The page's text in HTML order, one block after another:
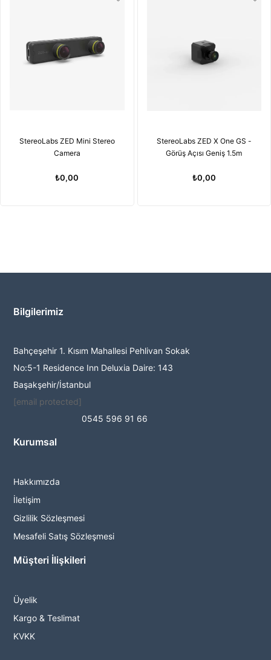
StereoLabs ZED Mini Stereo
Camera
₺0,00
StereoLabs ZED X One GS -
Görüş Açısı Geniş 1.5m
₺0,00
Bilgilerimiz
Bahçeşehir 1. Kısım Mahallesi Pehlivan Sokak
No:5-1 Residence Inn Deluxia Daire: 143
Başakşehir/İstanbul
[email protected]
0545 596 91 66
Kurumsal
Hakkımızda
İletişim
Gizlilik Sözleşmesi
Mesafeli Satış Sözleşmesi
Müşteri İlişkileri
Üyelik
Kargo & Teslimat
KVKK